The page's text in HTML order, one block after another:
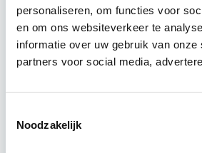
personaliseren, om functies voor
en om ons websiteverkeer te
informatie over uw gebruik van onze
partners voor social media,
Noodzakelijk
Relevant bij dit
Vastgoedrecht &
zo goed mogelijk zelf kunt
en online…